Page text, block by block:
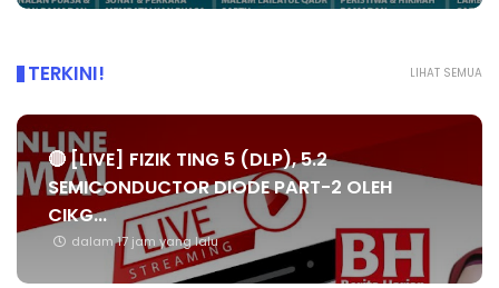
LIHAT SEMUA
TERKINI!
🔴 [LIVE] FIZIK TING 5 (DLP), 5.2
SEMICONDUCTOR DIODE PART-2 OLEH
CIKG...
dalam 17 jam yang lalu